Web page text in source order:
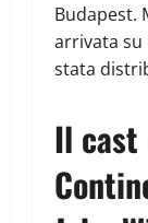
Budapest.
arrivata su
stata
Il cast